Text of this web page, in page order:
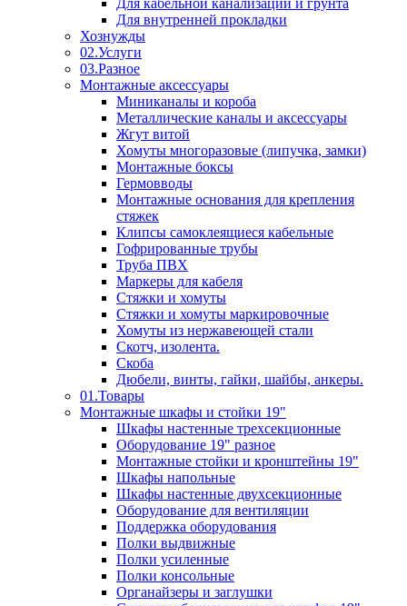
Для кабельной канализации и грунта
Для внутренней прокладки
Хознужды
02.Услуги
03.Разное
Монтажные аксессуары
Миниканалы и короба
Металлические каналы и аксессуары
Жгут витой
Хомуты многоразовые (липучка, замки)
Монтажные боксы
Гермовводы
Монтажные основания для крепления
стяжек
Клипсы самоклеящиеся кабельные
Гофрированные трубы
Труба ПВХ
Маркеры для кабеля
Стяжки и хомуты
Стяжки и хомуты маркировочные
Хомуты из нержавеющей стали
Скотч, изолента.
Скоба
Дюбели, винты, гайки, шайбы, анкеры.
01.Товары
Монтажные шкафы и стойки 19"
Шкафы настенные трехсекционные
Оборудование 19" разное
Монтажные стойки и кронштейны 19"
Шкафы напольные
Шкафы настенные двухсекционные
Оборудование для вентиляции
Поддержка оборудования
Полки выдвижные
Полки усиленные
Полки консольные
Органайзеры и заглушки